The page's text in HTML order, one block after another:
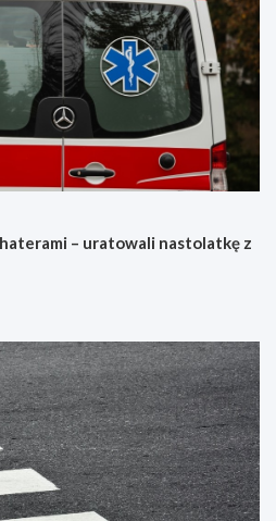
– uratowali nastolatkę z